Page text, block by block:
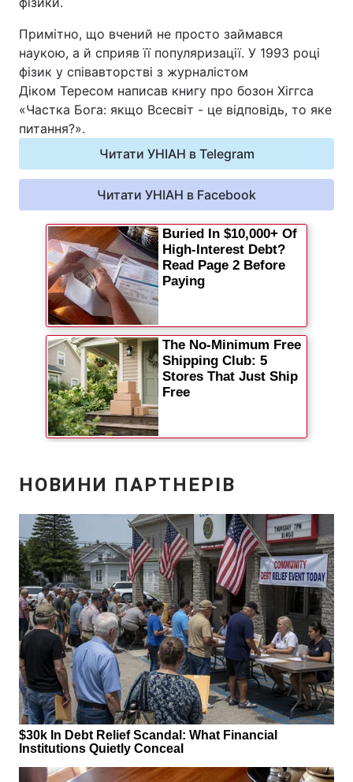
Зброя Інциденти
Здоров'я Туризм
Цікавинки Погода
Відео з Youtube Статті
Думки
Архів Вакансії
Контакти
ПОСЛУГИ
Реклама на сайті Фотобанк
Моніторинг
Примітно, що вчений не просто займався
наукою, а й сприяв її популяризації. У 1993 році
фізик у співавторстві з журналістом
Діком Тересом написав книгу про бозон Хіггса
«Частка Бога: якщо Всесвіт - це відповідь, то яке
питання?».
Читати УНІАН в Telegram
Читати УНІАН в Facebook